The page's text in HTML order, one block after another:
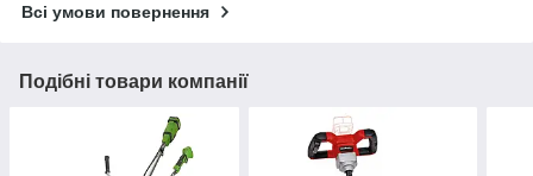
Всі умови повернення
Подібні товари компанії